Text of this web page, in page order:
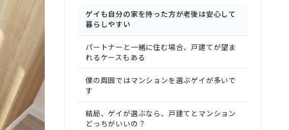
ゲイも自分の家を持った方が老後は安心して
暮らしやすい
パートナーと一緒に住む場合、戸建てが望ま
れるケースもある
僕の周囲ではマンションを選ぶゲイが多いで
す
結局、ゲイが選ぶなら、戸建てとマンション
どっちがいいの？